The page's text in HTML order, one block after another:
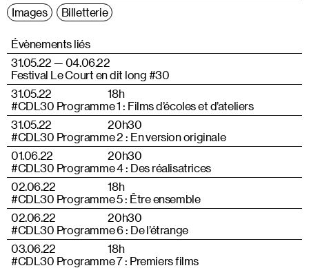
Images
Billetterie
Évènements liés
31.05.22 — 04.06.22
Festival Le Court en dit long #30
31.05.22
18h
#CDL30 Programme 1 : Films d’écoles et d’ateliers
31.05.22
20h30
#CDL30 Programme 2 : En version originale
01.06.22
20h30
#CDL30 Programme 4 : Des réalisatrices
02.06.22
18h
#CDL30 Programme 5 : Être ensemble
02.06.22
20h30
#CDL30 Programme 6 : De l’étrange
03.06.22
18h
#CDL30 Programme 7 : Premiers films